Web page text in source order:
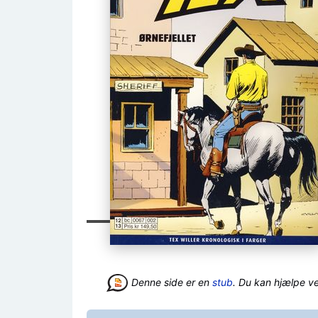
Denne side er en stub. Du kan hjælpe